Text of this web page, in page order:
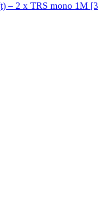
– 2 x TRS mono 1M [3